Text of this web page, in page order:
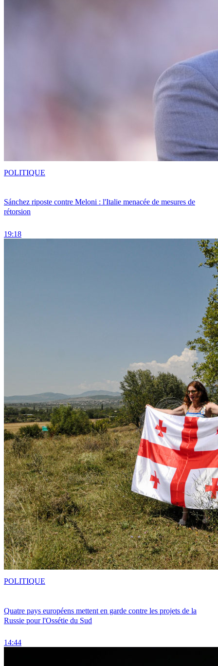
Sánchez riposte contre Meloni : l'Italie menacée de mesures de
rétorsion
19:18
POLITIQUE
Quatre pays européens mettent en garde contre les projets de la
Russie pour l'Ossétie du Sud
14:44
POLITIQUE